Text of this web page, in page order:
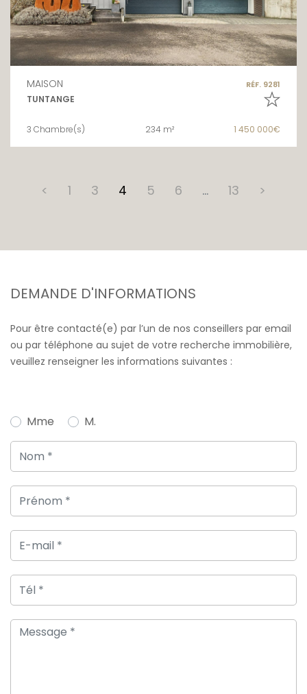
MAISON RÉF. 9281
TUNTANGE
3 Chambre(s) 234 m² 1 450 000€
< 1 3 4 5 6 … 13 >
DEMANDE D'INFORMATIONS
Pour être contacté(e) par l’un de nos conseillers par email
ou par téléphone au sujet de votre recherche immobilière,
veuillez renseigner les informations suivantes :
Mme M.